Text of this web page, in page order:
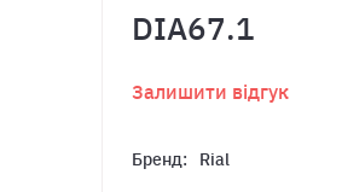
DIA67.1
Залишити відгук
Бренд: Rial